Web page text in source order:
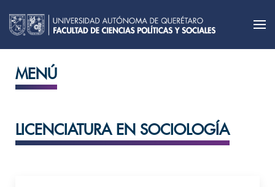
MENÚ
LICENCIATURA EN SOCIOLOGÍA